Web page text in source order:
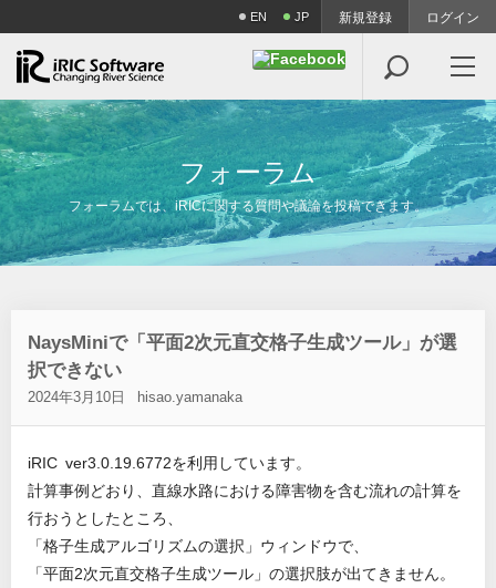
EN JP 新規登録 ログイン

フ ォ ーラム
フォーラムでは、iRICに関する質問や議論を投稿できます。
NaysMiniで「平面2次元直交格子生成ツール」が選
択できない
2024年3月10日 hisao.yamanaka
iRIC ver3.0.19.6772を利用しています。
計算事例どおり、直線水路における障害物を含む流れの計算を
行おうとしたところ、
「格子生成アルゴリズムの選択」ウィンドウで、
「平面2次元直交格子生成ツール」の選択肢が出てきません。